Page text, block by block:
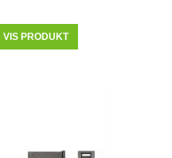
VIS PRODUKT